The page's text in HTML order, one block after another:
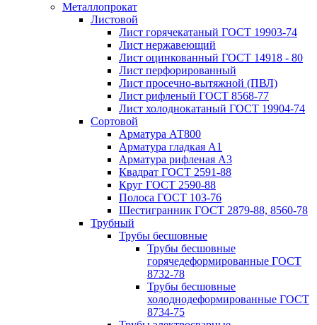
Металлопрокат
Листовой
Лист горячекатаный ГОСТ 19903-74
Лист нержавеющий
Лист оцинкованный ГОСТ 14918 - 80
Лист перфорированный
Лист просечно-вытяжной (ПВЛ)
Лист рифленый ГОСТ 8568-77
Лист холоднокатаный ГОСТ 19904-74
Сортовой
Арматура АТ800
Арматура гладкая А1
Арматура рифленая А3
Квадрат ГОСТ 2591-88
Круг ГОСТ 2590-88
Полоса ГОСТ 103-76
Шестигранник ГОСТ 2879-88, 8560-78
Трубный
Трубы бесшовные
Трубы бесшовные
горячедеформированные ГОСТ
8732-78
Трубы бесшовные
холоднодеформированные ГОСТ
8734-75